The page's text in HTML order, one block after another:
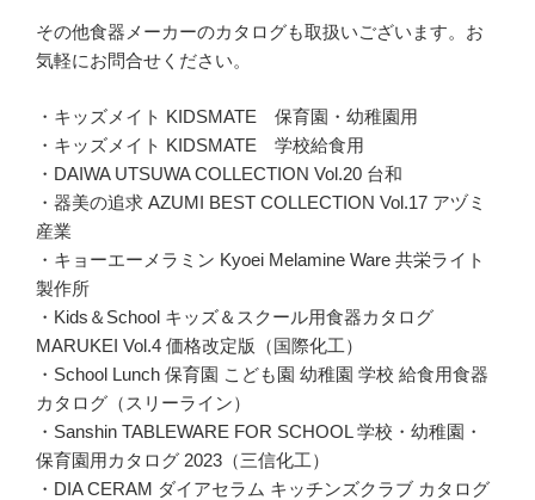
その他食器メーカーのカタログも取扱いございます。お
気軽にお問合せください。
・キッズメイト KIDSMATE 保育園・幼稚園用
・キッズメイト KIDSMATE 学校給食用
・DAIWA UTSUWA COLLECTION Vol.20 台和
・器美の追求 AZUMI BEST COLLECTION Vol.17 アヅミ
産業
・キョーエーメラミン Kyoei Melamine Ware 共栄ライト
製作所
・Kids＆School キッズ＆スクール用食器カタログ
MARUKEI Vol.4 価格改定版（国際化工）
・School Lunch 保育園 こども園 幼稚園 学校 給食用食器
カタログ（スリーライン）
・Sanshin TABLEWARE FOR SCHOOL 学校・幼稚園・
保育園用カタログ 2023（三信化工）
・DIA CERAM ダイアセラム キッチンズクラブ カタログ